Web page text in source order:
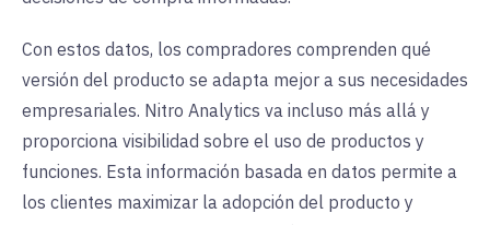
Con estos datos, los compradores comprenden qué
versión del producto se adapta mejor a sus necesidades
empresariales. Nitro Analytics va incluso más allá y
proporciona visibilidad sobre el uso de productos y
funciones. Esta información basada en datos permite a
los clientes maximizar la adopción del producto y